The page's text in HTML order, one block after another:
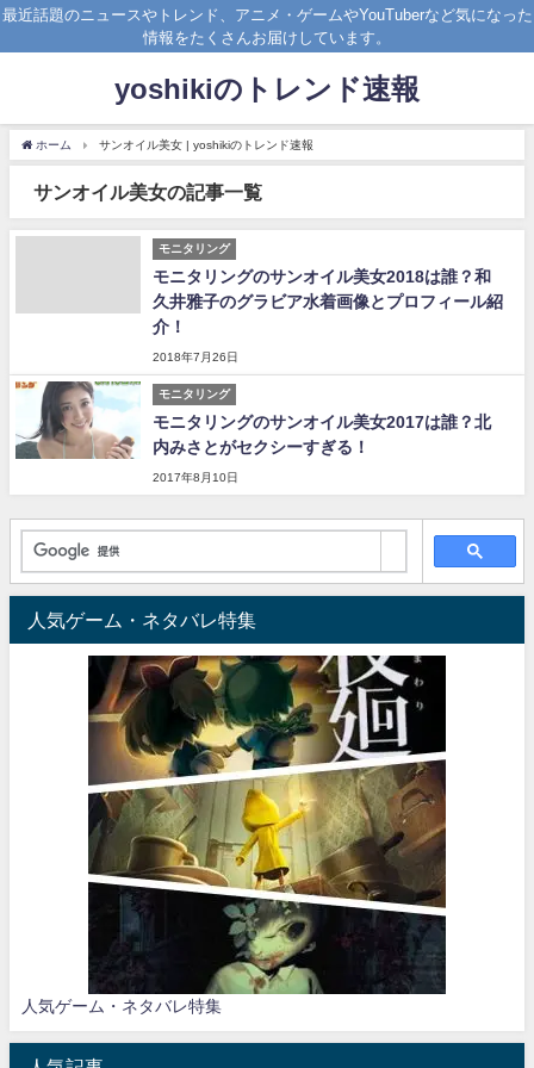
最近話題のニュースやトレンド、アニメ・ゲームやYouTuberなど気になった
情報をたくさんお届けしています。
yoshikiのトレンド速報
ホーム サンオイル美女 | yoshikiのトレンド速報
サンオイル美女の記事一覧
モニタリング
モニタリングのサンオイル美女2018は誰？和
久井雅子のグラビア水着画像とプロフィール紹
介！
2018年7月26日
モニタリング
モニタリングのサンオイル美女2017は誰？北
内みさとがセクシーすぎる！
2017年8月10日
人気ゲーム・ネタバレ特集
人気ゲーム・ネタバレ特集